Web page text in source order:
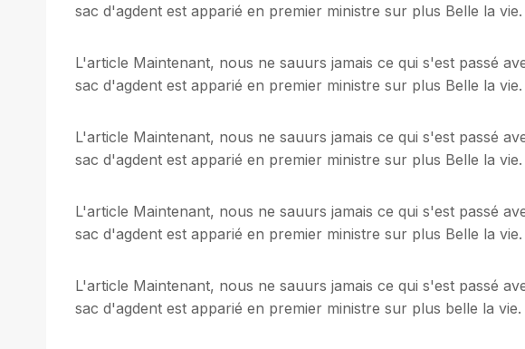
sac d'agdent est apparié en premier ministre sur plus Belle la vie.
L'article Maintenant, nous ne sauurs jamais ce qui s'est passé
sac d'agdent est apparié en premier ministre sur plus Belle la vie.
L'article Maintenant, nous ne sauurs jamais ce qui s'est passé
sac d'agdent est apparié en premier ministre sur plus Belle la vie.
L'article Maintenant, nous ne sauurs jamais ce qui s'est passé
sac d'agdent est apparié en premier ministre sur plus Belle la vie.
L'article Maintenant, nous ne sauurs jamais ce qui s'est passé
sac d'agdent est apparié en premier ministre sur plus belle la vie.